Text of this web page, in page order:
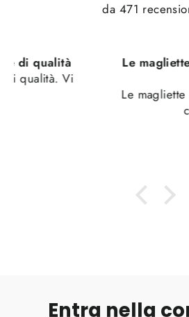
da 471
Le magliette sono
Le magliette sono
cotone di ottime
Adriana De
Entra nella